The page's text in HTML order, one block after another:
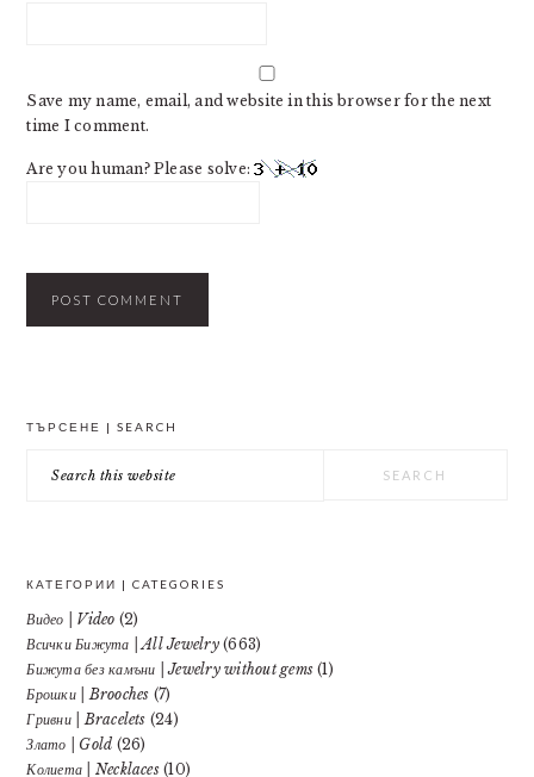
Save my name, email, and website in this browser for the next
time I comment.
Are you human? Please solve:
ТЪРСЕНЕ | SEARCH
this
КАТЕГОРИИ | CATEGORIES
Видео | Video (2)
Всички Бижута | All Jewelry(663)
Бижута без камъни | Jewelry without gems (1)
Брошки | Brooches (7)
Гривни | Bracelets (24)
Злато | Gold (26)
Колиета | Necklaces(10)